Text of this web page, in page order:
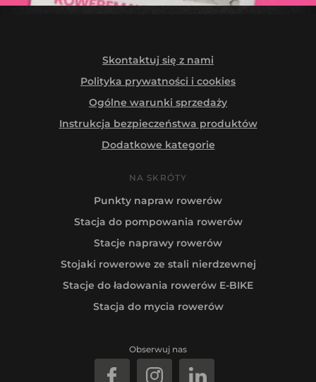
Skontaktuj się z nami
Polityka prywatności i cookies
Ogólne warunki sprzedaży
Instrukcja bezpieczeństwa produktów
Dodatkowe kategorie
NA SKRÓTY
Punkty napraw rowerów
Stacja do pompowania rowerów
Stacje naprawy rowerów
Stojaki rowerowe ze stali nierdzewnej
Stacje do ładowania rowerów E-BIKE
Stacja do mycia rowerów
Obserwuj nas